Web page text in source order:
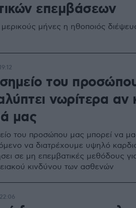
επεμβάσεων
μήνες η ηθοποιός
του
νωρίτερα αν
μας
του προσώπου μας μπορεί να
να διατρέχουμε υψηλό
σε μη επεμβατικές μεθόδους
κινδύνου των ασθενών